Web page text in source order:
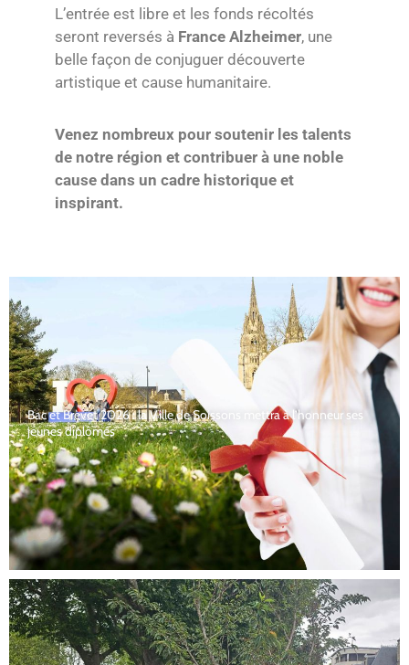
L’entrée est libre et les fonds récoltés
seront reversés à France Alzheimer, une
belle façon de conjuguer découverte
artistique et cause humanitaire.
Venez nombreux pour soutenir les talents
de notre région et contribuer à une noble
cause dans un cadre historique et
inspirant.
Bac et Brevet 2026 : la Ville de Soissons mettra à l’honneur ses
jeunes diplômés